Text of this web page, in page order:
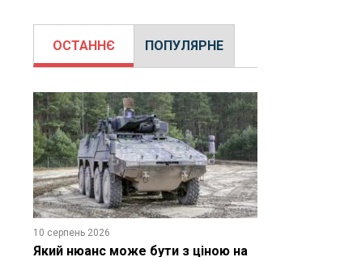
ОСТАННЄ ПОПУЛЯРНЕ
10 серпень 2026
Який нюанс може бути з ціною на